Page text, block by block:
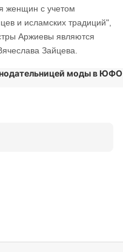
женщин с учетом
и исламских традиций",
Аржиевы являются
Зайцева.